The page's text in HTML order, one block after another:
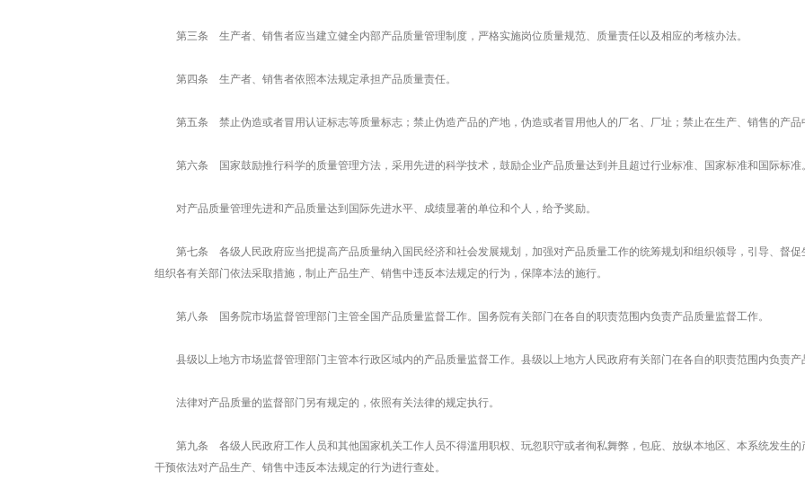
第三条 生产者、销售者应当建立健全内部产品质量管理制度，严格实施岗位质量规范、质量责任以及相应的考核办法。
第四条 生产者、销售者依照本法规定承担产品质量责任。
第五条 禁止伪造或者冒用认证标志等质量标志；禁止伪造产品的产地，伪造或者冒用他人的厂名、厂址；禁止在生产、销售的产
第六条 国家鼓励推行科学的质量管理方法，采用先进的科学技术，鼓励企业产品质量达到并且超过行业标准、国家标准和国际标准
对产品质量管理先进和产品质量达到国际先进水平、成绩显著的单位和个人，给予奖励。
第七条 各级人民政府应当把提高产品质量纳入国民经济和社会发展规划，加强对产品质量工作的统筹规划和组织领导，引导、督
组织各有关部门依法采取措施，制止产品生产、销售中违反本法规定的行为，保障本法的施行。
第八条 国务院市场监督管理部门主管全国产品质量监督工作。国务院有关部门在各自的职责范围内负责产品质量监督工作。
县级以上地方市场监督管理部门主管本行政区域内的产品质量监督工作。县级以上地方人民政府有关部门在各自的职责范围内负责
法律对产品质量的监督部门另有规定的，依照有关法律的规定执行。
第九条 各级人民政府工作人员和其他国家机关工作人员不得滥用职权、玩忽职守或者徇私舞弊，包庇、放纵本地区、本系统发生
干预依法对产品生产、销售中违反本法规定的行为进行查处。